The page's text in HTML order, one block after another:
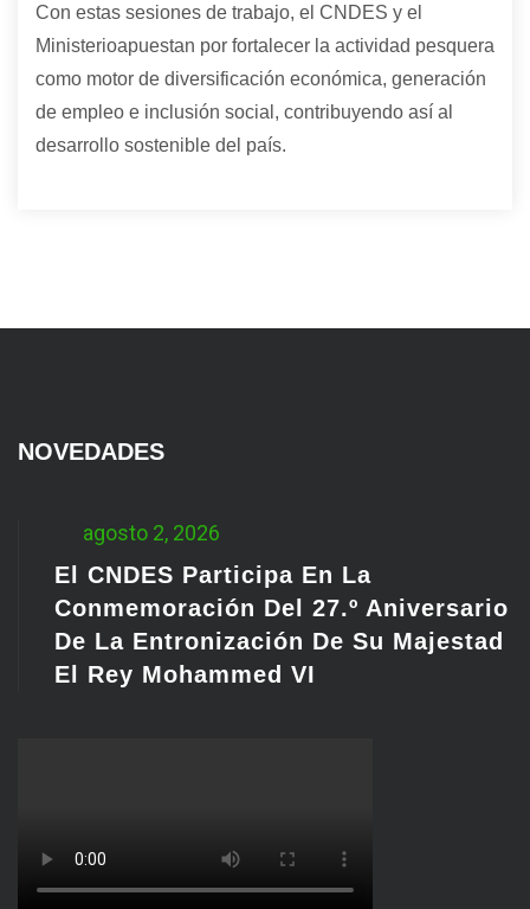
Con estas sesiones de trabajo, el CNDES y el
Ministerioapuestan por fortalecer la actividad pesquera
como motor de diversificación económica, generación
de empleo e inclusión social, contribuyendo así al
desarrollo sostenible del país.
NOVEDADES
agosto 2, 2026
El CNDES Participa En La
Conmemoración Del 27.º Aniversario
De La Entronización De Su Majestad
El Rey Mohammed VI